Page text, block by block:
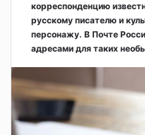
корреспонденцию
русскому писателю и
персонажу. В Почте
адресами для таких